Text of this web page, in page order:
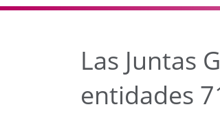
Las Juntas
entidades